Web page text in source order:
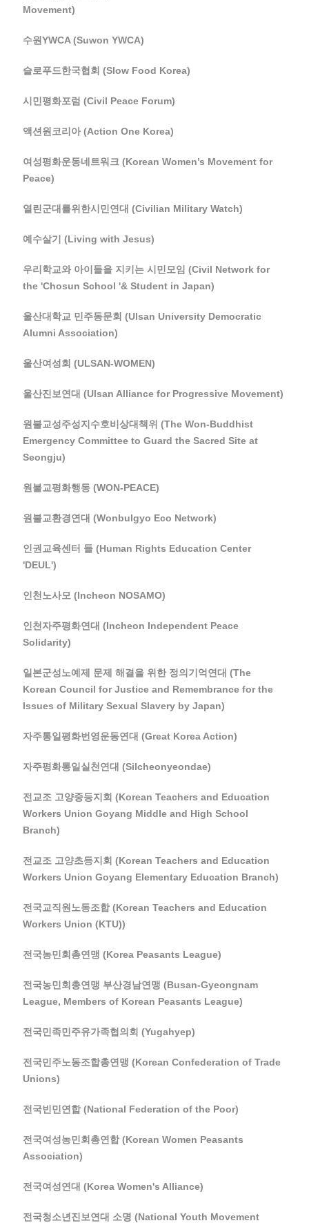
Movement)
수원YWCA (Suwon YWCA)
슬로푸드한국협회 (Slow Food Korea)
시민평화포럼 (Civil Peace Forum)
액션원코리아 (Action One Korea)
여성평화운동네트워크 (Korean Women’s Movement for
Peace)
열린군대를위한시민연대 (Civilian Military Watch)
예수살기 (Living with Jesus)
우리학교와 아이들을 지키는 시민모임 (Civil Network for
the 'Chosun School '& Student in Japan)
울산대학교 민주동문회 (Ulsan University Democratic
Alumni Association)
울산여성회 (ULSAN-WOMEN)
울산진보연대 (Ulsan Alliance for Progressive Movement)
원불교성주성지수호비상대책위 (The Won-Buddhist
Emergency Committee to Guard the Sacred Site at
Seongju)
원불교평화행동 (WON-PEACE)
원불교환경연대 (Wonbulgyo Eco Network)
인권교육센터 들 (Human Rights Education Center
'DEUL')
인천노사모 (Incheon NOSAMO)
인천자주평화연대 (Incheon Independent Peace
Solidarity)
일본군성노예제 문제 해결을 위한 정의기억연대 (The
Korean Council for Justice and Remembrance for the
Issues of Military Sexual Slavery by Japan)
자주통일평화번영운동연대 (Great Korea Action)
자주평화통일실천연대 (Silcheonyeondae)
전교조 고양중등지회 (Korean Teachers and Education
Workers Union Goyang Middle and High School
Branch)
전교조 고양초등지회 (Korean Teachers and Education
Workers Union Goyang Elementary Education Branch)
전국교직원노동조합 (Korean Teachers and Education
Workers Union (KTU))
전국농민회총연맹 (Korea Peasants League)
전국농민회총연맹 부산경남연맹 (Busan-Gyeongnam
League, Members of Korean Peasants League)
전국민족민주유가족협의회 (Yugahyep)
전국민주노동조합총연맹 (Korean Confederation of Trade
Unions)
전국빈민연합 (National Federation of the Poor)
전국여성농민회총연합 (Korean Women Peasants
Association)
전국여성연대 (Korea Women's Alliance)
전국청소년진보연대 소명 (National Youth Movement